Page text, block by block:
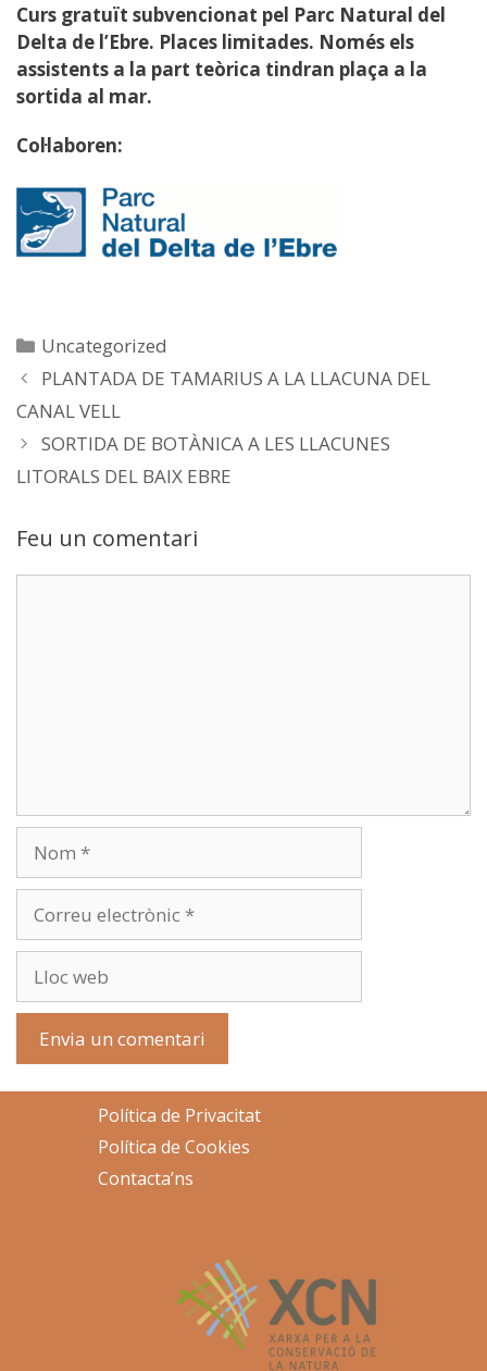
Curs gratuït subvencionat pel Parc Natural del
Delta de l’Ebre. Places limitades. Només els
assistents a la part teòrica tindran plaça a la
sortida al mar.
Col·laboren:
Categories
Uncategorized
PLANTADA DE TAMARIUS A LA LLACUNA DEL
CANAL VELL
SORTIDA DE BOTÀNICA A LES LLACUNES
LITORALS DEL BAIX EBRE
Feu un comentari
electrònic
web
Política de Privacitat
Política de Cookies
Contacta’ns